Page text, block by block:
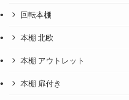
回転本棚
本棚 北欧
本棚 アウトレット
本棚 扉付き